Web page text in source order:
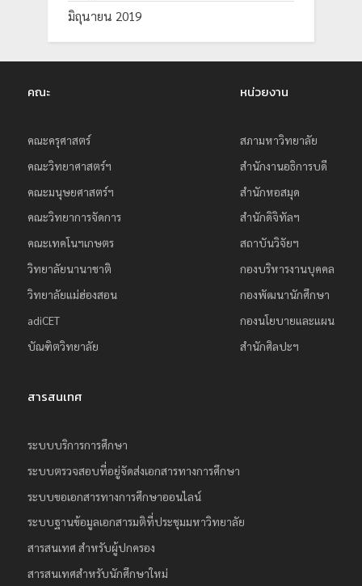
มิถุนายน 2019
คณะ
คณะครุศาสตร์
คณะวิทยาศาสตร์ฯ
คณะมนุษยศาสตร์ฯ
คณะวิทยาการจัดการ
คณะเทคโนฯเกษตร
วิทยาลัยนานาชาติ
วิทยาลัยแม่ฮ่องสอน
adiCET
บัณฑิตวิทยาลัย
หน่วยงาน
สภามหาวิทยาลัย
สำนักงานอธิการบดี
สำนักหอสมุด
สำนักดิจิทัลฯ
สถาบันวิจัยฯ
กองบริหารงานบุคคล
กองพัฒนานักศึกษา
กองนโยบายและแผน
สำนักศิลปะฯ
สารสนเทศ
ระบบบริการการศึกษา
ระบบตรวจสอบที่อยู่จัดส่งเอกสารทางการศึกษา
ระบบขอเอกสารทางการศึกษาออนไลน์
ระบบฐานข้อมูลเอกสารมติที่ประชุมมหาวิทยาลัย
สารสนเทศ สำหรับผู้ปกครอง
สารสนเทศสำหรับนักศึกษาใหม่